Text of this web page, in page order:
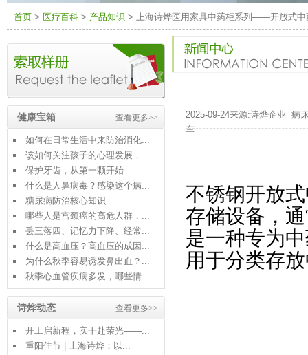
首页 > 医疗百科 > 产品知识 > 上海诗烨医用家具中药柜系列——开放式中
查看更多>>
健康宝箱
如何在日常生活中来防治消化...
该如何关注孩子的心理发展，...
保护牙齿，从第一颗开始
什么是人鼻病毒？感染这个病...
糖尿病防治核心知识
哪些人是宫颈癌的高危人群，...
丢三落四、记忆力下降、经常...
什么是高血压？高血压的成因...
为什么秋季容易诱发鼻出血？...
秋季心血管疾病多发，哪些情...
查看更多>>
诗烨动态
开工启新程，实干赴荣光——...
重阳佳节 | 上海诗烨：以...
2025-09-24来源:诗烨企业 病
车
不锈钢开放式
存储设备，
是一种专为
用于分类存